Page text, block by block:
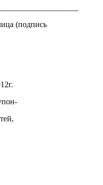
(подпись